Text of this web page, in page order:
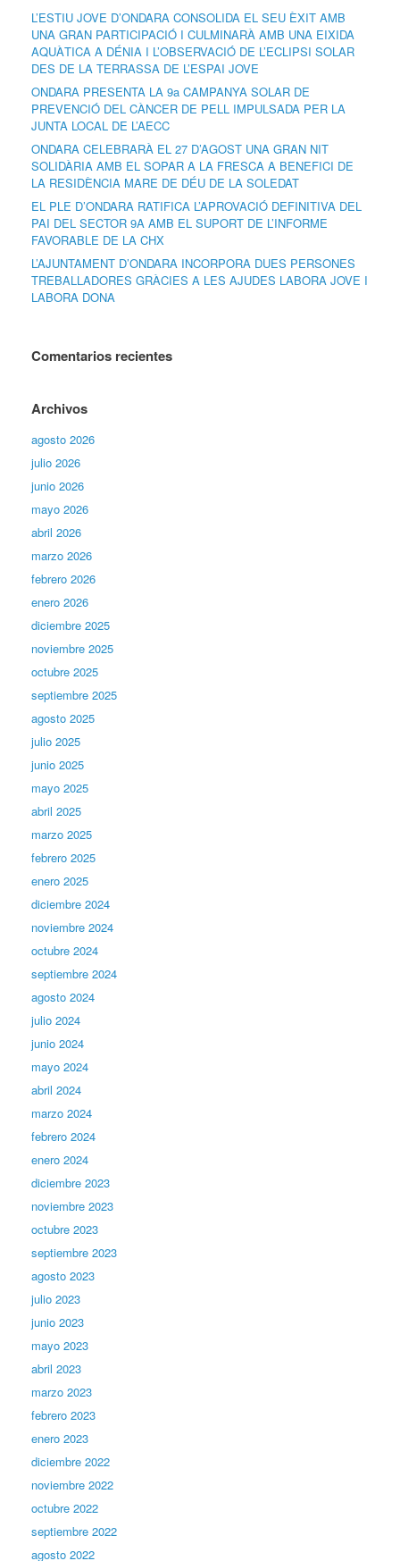
L’ESTIU JOVE D’ONDARA CONSOLIDA EL SEU ÈXIT AMB
UNA GRAN PARTICIPACIÓ I CULMINARÀ AMB UNA EIXIDA
AQUÀTICA A DÉNIA I L’OBSERVACIÓ DE L’ECLIPSI SOLAR
DES DE LA TERRASSA DE L’ESPAI JOVE
ONDARA PRESENTA LA 9a CAMPANYA SOLAR DE
PREVENCIÓ DEL CÀNCER DE PELL IMPULSADA PER LA
JUNTA LOCAL DE L’AECC
ONDARA CELEBRARÀ EL 27 D’AGOST UNA GRAN NIT
SOLIDÀRIA AMB EL SOPAR A LA FRESCA A BENEFICI DE
LA RESIDÈNCIA MARE DE DÉU DE LA SOLEDAT
EL PLE D’ONDARA RATIFICA L’APROVACIÓ DEFINITIVA DEL
PAI DEL SECTOR 9A AMB EL SUPORT DE L’INFORME
FAVORABLE DE LA CHX
L’AJUNTAMENT D’ONDARA INCORPORA DUES PERSONES
TREBALLADORES GRÀCIES A LES AJUDES LABORA JOVE I
LABORA DONA
Comentarios recientes
Archivos
agosto 2026
julio 2026
junio 2026
mayo 2026
abril 2026
marzo 2026
febrero 2026
enero 2026
diciembre 2025
noviembre 2025
octubre 2025
septiembre 2025
agosto 2025
julio 2025
junio 2025
mayo 2025
abril 2025
marzo 2025
febrero 2025
enero 2025
diciembre 2024
noviembre 2024
octubre 2024
septiembre 2024
agosto 2024
julio 2024
junio 2024
mayo 2024
abril 2024
marzo 2024
febrero 2024
enero 2024
diciembre 2023
noviembre 2023
octubre 2023
septiembre 2023
agosto 2023
julio 2023
junio 2023
mayo 2023
abril 2023
marzo 2023
febrero 2023
enero 2023
diciembre 2022
noviembre 2022
octubre 2022
septiembre 2022
agosto 2022